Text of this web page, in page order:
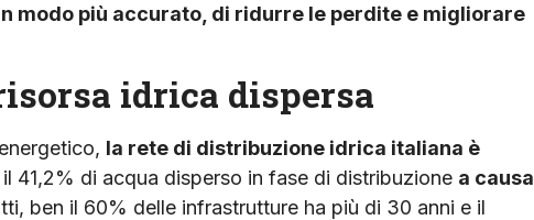
modo più accurato, di ridurre le perdite e migliorare
idrica dispersa
la rete di distribuzione idrica italiana è
41,2% di acqua disperso in fase di distribuzione a causa
ben il 60% delle infrastrutture ha più di 30 anni e il